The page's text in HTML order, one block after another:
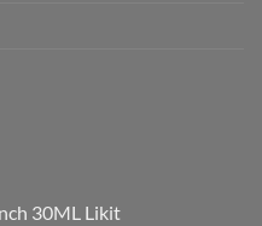
30ML Likit